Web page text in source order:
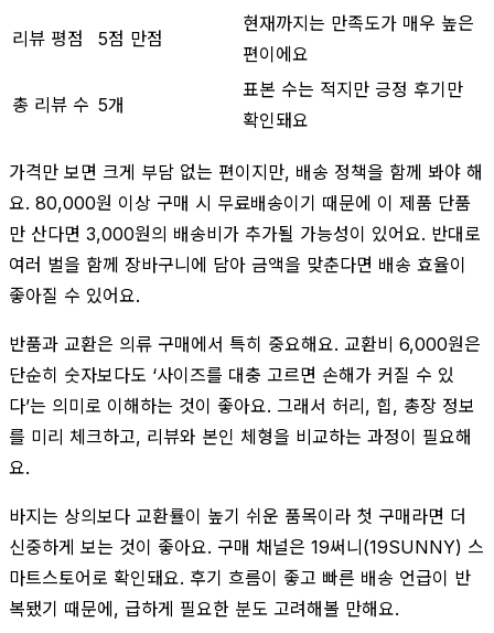
리뷰 평점 5점 만점
현재까지는 만족도가 매우 높은
편이에요
총 리뷰 수 5개
표본 수는 적지만 긍정 후기만
확인돼요
가격만 보면 크게 부담 없는 편이지만, 배송 정책을 함께 봐야 해
요. 80,000원 이상 구매 시 무료배송이기 때문에 이 제품 단품
만 산다면 3,000원의 배송비가 추가될 가능성이 있어요. 반대로
여러 벌을 함께 장바구니에 담아 금액을 맞춘다면 배송 효율이
좋아질 수 있어요.
반품과 교환은 의류 구매에서 특히 중요해요. 교환비 6,000원은
단순히 숫자보다도 ‘사이즈를 대충 고르면 손해가 커질 수 있
다’는 의미로 이해하는 것이 좋아요. 그래서 허리, 힙, 총장 정보
를 미리 체크하고, 리뷰와 본인 체형을 비교하는 과정이 필요해
요.
바지는 상의보다 교환률이 높기 쉬운 품목이라 첫 구매라면 더
신중하게 보는 것이 좋아요. 구매 채널은 19써니(19SUNNY) 스
마트스토어로 확인돼요. 후기 흐름이 좋고 빠른 배송 언급이 반
복됐기 때문에, 급하게 필요한 분도 고려해볼 만해요.